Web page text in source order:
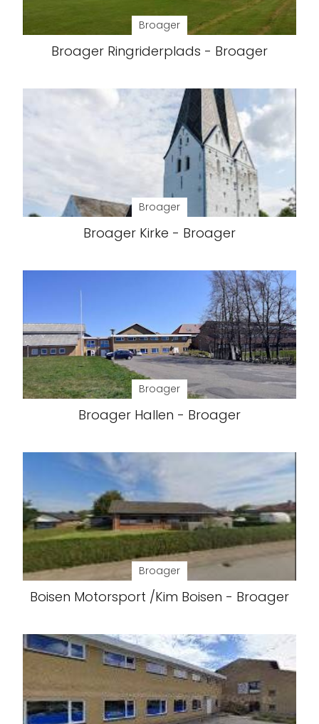
Broager
Broager Ringriderplads - Broager
Broager
Broager Kirke - Broager
Broager
Broager Hallen - Broager
Broager
Boisen Motorsport /Kim Boisen - Broager